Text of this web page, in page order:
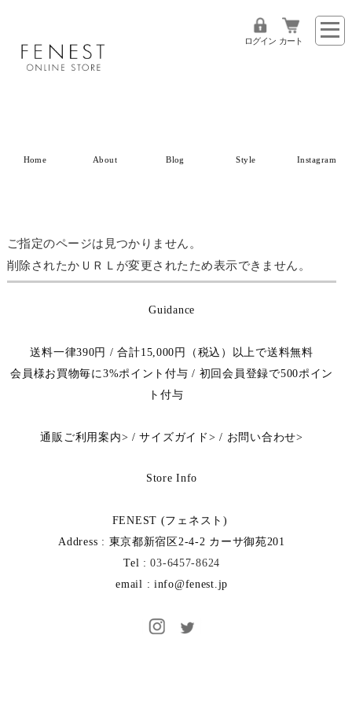
ログイン カート
Home About Blog Style Instagram
ご指定のページは見つかりません。
削除されたかＵＲＬが変更されたため表示できません。
Guidance
送料一律390円 / 合計15,000円（税込）以上で送料無料
会員様お買物毎に3%ポイント付与 / 初回会員登録で500ポイン
ト付与
通販ご利用案内> /サイズガイド> / お問い合わせ>
Store Info
FENEST (フェネスト)
Address : 東京都新宿区2-4-2 カーサ御苑201
Tel :03-6457-8624
email : info@fenest.jp